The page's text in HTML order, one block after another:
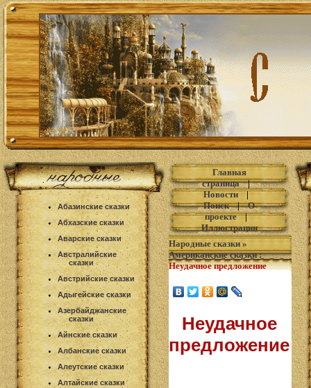
Абазинские сказки
Абхазские сказки
Аварские сказки
Австралийские
сказки
Австрийские сказки
Адыгейские сказки
Азербайджанские
сказки
Айнские сказки
Албанские сказки
Алеутские сказки
Алтайские сказки
Главная
страница|
Новости|
Поиск|О
проекте|
Иллюстрации
Народные сказки »
Американские сказки:
Неудачное предложение
Неудачное
предложение